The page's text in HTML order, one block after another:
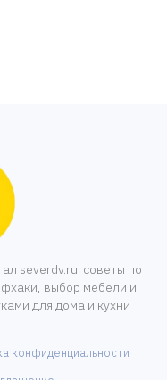
severdv.ru: советы по
выбор мебели и
для дома и кухни
конфиденциальности